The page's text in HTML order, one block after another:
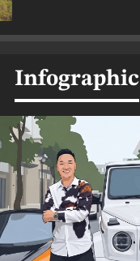
Infographic